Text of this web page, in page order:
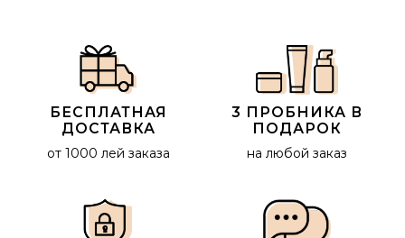
БЕСПЛАТНАЯ
ДОСТАВКА
от 1000 лей заказа
3 ПРОБНИКА В
ПОДАРОК
на любой заказ